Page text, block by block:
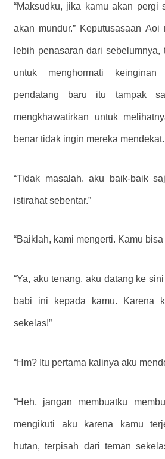
“Maksudku, jika kamu akan pergi
akan mundur.” Keputusasaan Aoi
lebih penasaran dari sebelumnya,
untuk menghormati
pendatang baru itu tampak
mengkhawatirkan untuk
benar tidak ingin mereka mendekat.
“Tidak masalah. aku baik-baik
istirahat sebentar.”
“Baiklah, kami mengerti. Kamu
“Ya, aku tenang. aku datang ke
babi ini kepada kamu. Karena
sekelas!”
“Hm? Itu pertama kalinya aku
“Heh, jangan membuatku
mengikuti aku karena kamu
hutan, terpisah dari teman